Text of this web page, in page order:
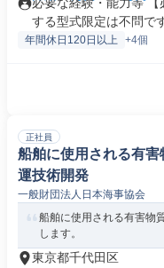
する型式限定は不問で
年間休日120日以上 +4個
正社員
船舶に使用される有
運技術開発
一般財団法人日本海事協会
船舶に使用される有害物
します。
東京都千代田区